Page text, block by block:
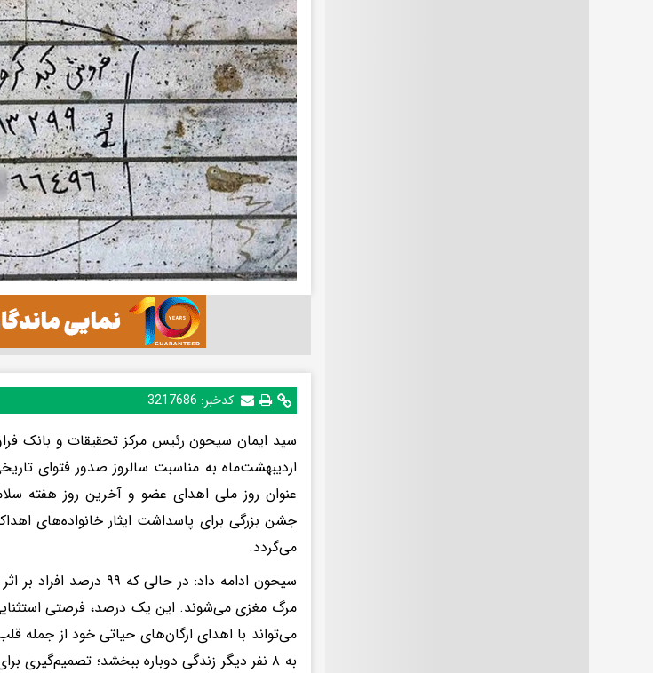
کدخبر: 3217686
اردیبهشت‌ماه به مناسبت سالروز صدور فتوای
عنوان روز ملی اهدای عضو و آخرین روز هفته
جشن بزرگی برای پاسداشت ایثار خانواده‌های
می‌گردد.
سیحون ادامه داد: در
مرگ مغزی می‌شوند. این یک درصد، فرصتی
می‌تواند با اهدای ارگان‌های حیاتی خود از جمله
به ۸ نفر دیگر زندگی دوباره ببخشد؛